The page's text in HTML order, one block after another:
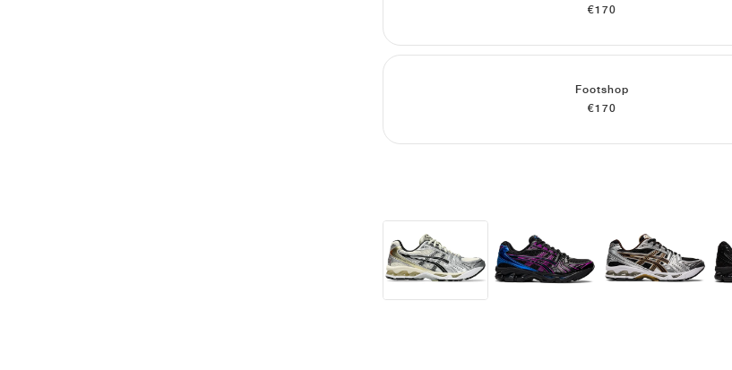
€170
Footshop
€170